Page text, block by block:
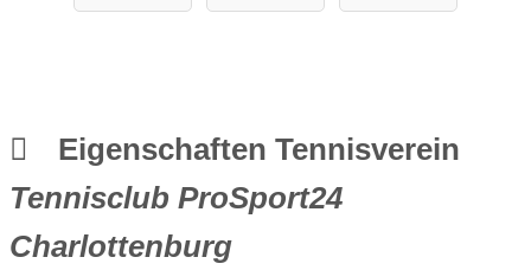
Eigenschaften Tennisverein
Tennisclub ProSport24
Charlottenburg